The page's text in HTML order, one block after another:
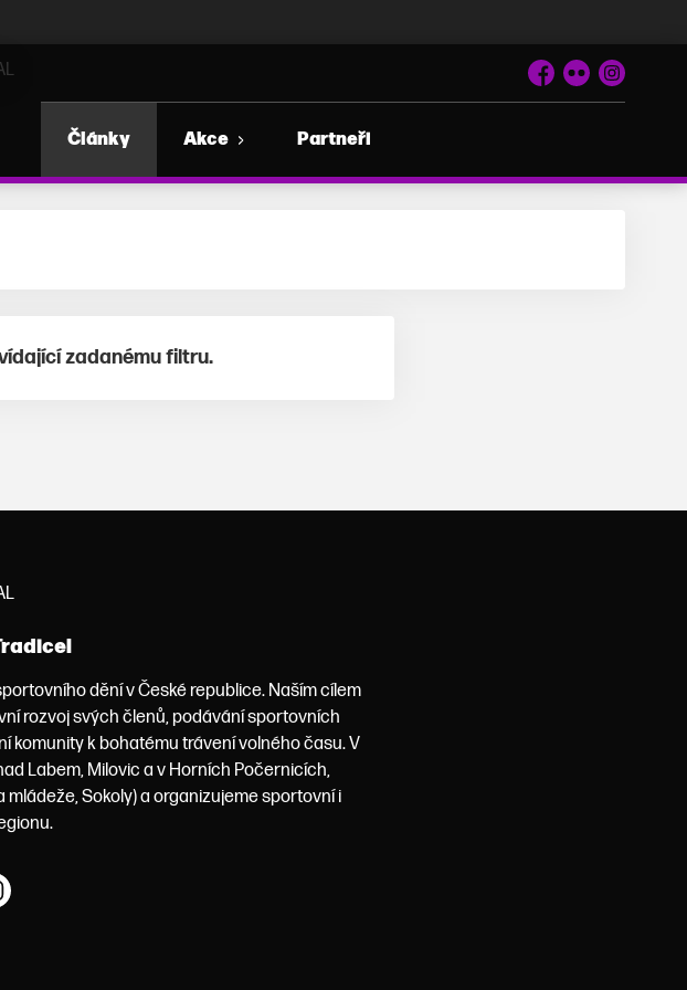
Facebook
Flickr Instagram
Články Akce Partneři
zadanému filtru.
dění v České republice. Naším cílem
rozvoj svých členů, podávání sportovních
komunity k bohatému trávení volného času. V
Labem, Milovic a v Horních Počernicích,
Sokoly) a organizujeme sportovní i